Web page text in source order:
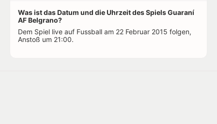
Was ist das Datum und die Uhrzeit des Spiels Guaraní
AF Belgrano?
Dem Spiel live auf Fussball am 22 Februar 2015 folgen,
Anstoß um 21:00.